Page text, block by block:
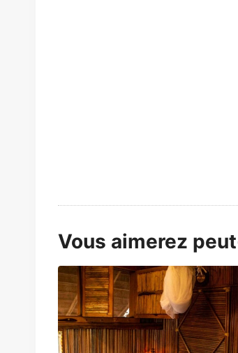
Vous aimerez